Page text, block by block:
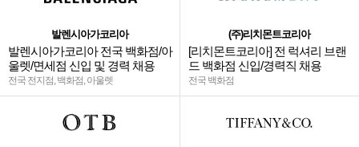
발렌시아가코리아
발렌시아가코리아 전국 백화점/아
울렛/면세점 신입 및 경력 채용
전국 전지점, 백화점, 아울렛
(주)리치몬트코리아
[리치몬트코리아] 전 럭셔리 브랜
드 백화점 신입/경력직 채용
전국 백화점